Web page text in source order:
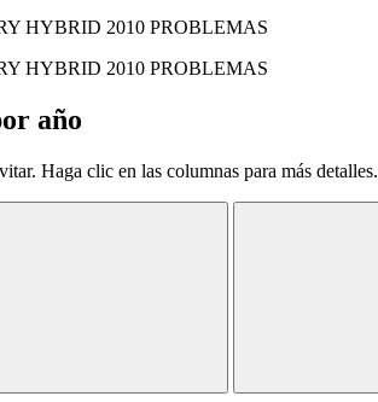
año
Haga clic en las columnas para más detalles.